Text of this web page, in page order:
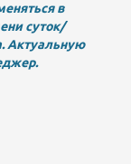
в
суток/
Актуальную